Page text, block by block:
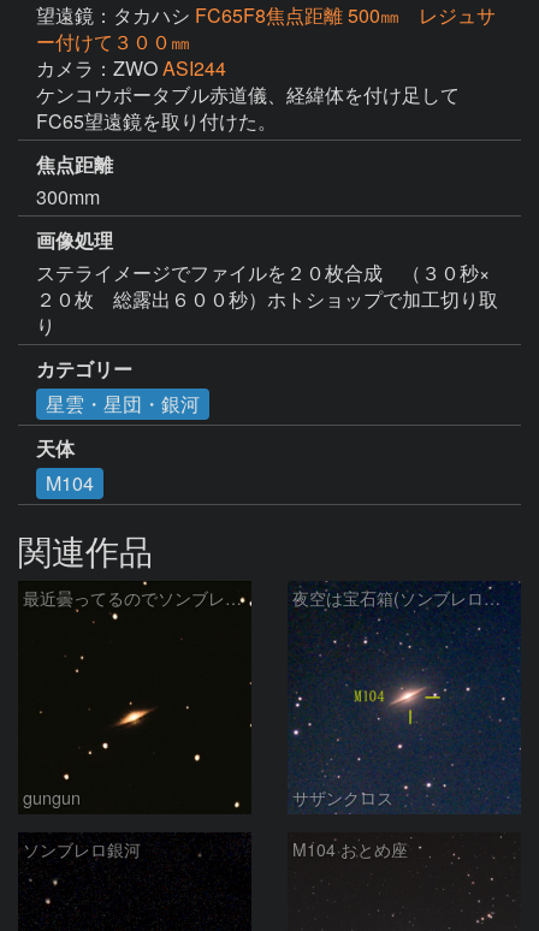
望遠鏡：タカハシ FC65F8焦点距離 500㎜ レジュサ
ー付けて３００㎜
カメラ：ZWOASI244
ケンコウポータブル赤道儀、経緯体を付け足して
FC65望遠鏡を取り付けた。
焦点距離
300mm
画像処理
ステライメージでファイルを２０枚合成　（３０秒×
２０枚　総露出６００秒）ホトショップで加工切り取
り
カテゴリー
星雲・星団・銀河
天体
M104
関連作品
最近曇ってるのでソンブレロ銀河再編集
gungun
夜空は宝石箱(ソンブレロ銀河 M104) Seestar50
サザンクロス
ソンブレロ銀河 M104 おとめ座